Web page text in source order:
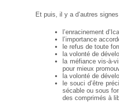
Et puis, il y a d’autres
l’enracinement
l’importance
le refus de toute
la volonté de
la méfiance vis-à-
pour mieux
la volonté de
le souci d’être
sécable ou sous
des comprimés à